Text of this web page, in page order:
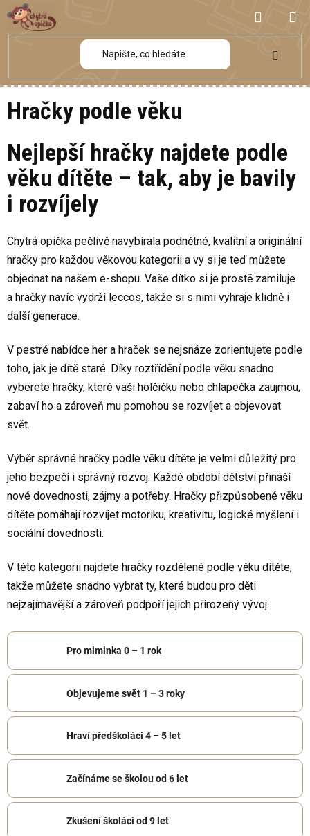
Přejít
na
obsah
KOŠÍK
Hračky podle věku
Nejlepší hračky najdete podle
věku dítěte – tak, aby je bavily
i rozvíjely
Chytrá opička pečlivě navybírala podnětné, kvalitní a originální
hračky pro každou věkovou kategorii a vy si je teď můžete
objednat na našem e-shopu. Vaše dítko si je prostě zamiluje
a hračky navíc vydrží leccos, takže si s nimi vyhraje klidně i
další generace.
V pestré nabídce her a hraček se nejsnáze zorientujete podle
toho, jak je dítě staré. Díky roztřídění podle věku snadno
vyberete hračky, které vaši holčičku nebo chlapečka zaujmou,
zabaví ho a zároveň mu pomohou se rozvíjet a objevovat
svět.
Výběr správné hračky podle věku dítěte je velmi důležitý pro
jeho bezpečí i správný rozvoj. Každé období dětství přináší
nové dovednosti, zájmy a potřeby. Hračky přizpůsobené věku
dítěte pomáhají rozvíjet motoriku, kreativitu, logické myšlení i
sociální dovednosti.
V této kategorii najdete hračky rozdělené podle věku dítěte,
takže můžete snadno vybrat ty, které budou pro děti
nejzajímavější a zároveň podpoří jejich přirozený vývoj.
Pro miminka 0 – 1 rok
Objevujeme svět 1 – 3 roky
Hraví předškoláci 4 – 5 let
Začínáme se školou od 6 let
Zkušení školáci od 9 let